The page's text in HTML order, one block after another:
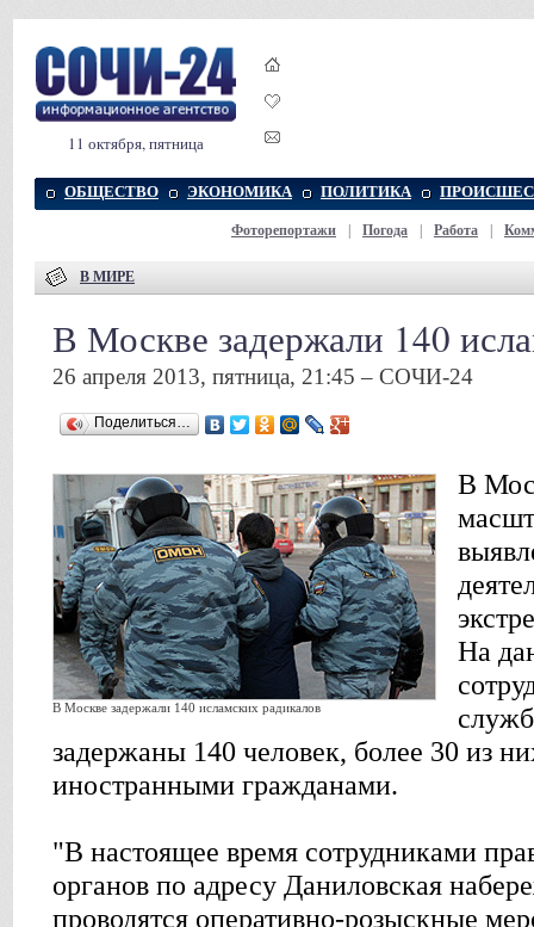
11 октября, пятница
ОБЩЕСТВО ЭКОНОМИКА ПОЛИТИКА
Фоторепортажи Погода Работа
В МИРЕ
В Москве задержали 140
26 апреля 2013, пятница, 21:45 – СОЧИ-24
Поделиться…
В Москве задержали 140 исламских радикалов
В
На
задержаны 140 человек, более 30 из
иностранными гражданами.
"В настоящее время сотрудниками
органов по адресу Даниловская
проводятся оперативно-розыскные